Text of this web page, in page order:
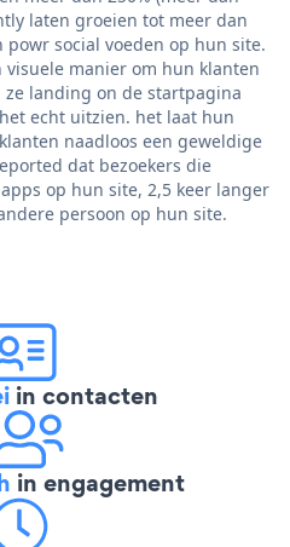
laten groeien tot meer dan
social voeden op hun site.
manier om hun klanten
landing on de startpagina
echt uitzien. het laat hun
naadloos een geweldige
dat bezoekers die
op hun site, 2,5 keer langer
persoon op hun site.
in contacten
in engagement